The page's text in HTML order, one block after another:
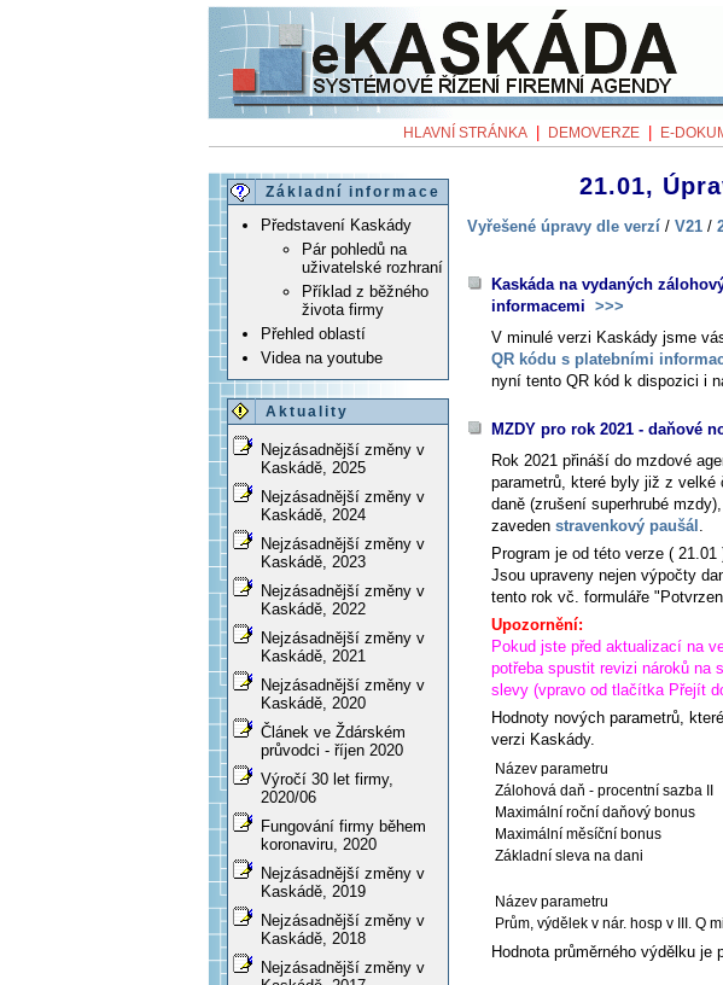
HLAVNÍ STRÁNKA DEMOVERZE E-
Základní informace
Představení Kaskády
Pár pohledů na
uživatelské rozhraní
Příklad z běžného
života firmy
Přehled oblastí
Videa na youtube
Aktuality
Nejzásadnější změny v
Kaskádě, 2025
Nejzásadnější změny v
Kaskádě, 2024
Nejzásadnější změny v
Kaskádě, 2023
Nejzásadnější změny v
Kaskádě, 2022
Nejzásadnější změny v
Kaskádě, 2021
Nejzásadnější změny v
Kaskádě, 2020
Článek ve Ždárském
průvodci - říjen 2020
Výročí 30 let firmy,
2020/06
Fungování firmy během
koronaviru, 2020
Nejzásadnější změny v
Kaskádě, 2019
Nejzásadnější změny v
Kaskádě, 2018
Nejzásadnější změny v
21.01,
Vyřešené úpravy dle verzí / V21 /
Kaskáda na vydaných
informacemi >>>
V minulé verzi Kaskády jsme
QR kódu s platebními
nyní tento QR kód k dispozici i
MZDY pro rok 2021 - daňové
Rok 2021 přináší do mzdové
parametrů, které byly již z
daně (zrušení superhrubé
zaveden stravenkový paušál .
Program je od této verze (
Jsou upraveny nejen výpočty
tento rok vč. formuláře
Upozornění:
Pokud jste před aktualizací na
potřeba spustit revizi nároků na
slevy (vpravo od tlačítka Přejít
Hodnoty nových parametrů,
verzi Kaskády.
Název parametru
Zálohová daň - procentní sazba II
Maximální roční daňový bonus
Maximální měsíční bonus
Základní sleva na dani
Název parametru
Prům, výdělek v nár. hosp v III. Q
Hodnota průměrného výdělku